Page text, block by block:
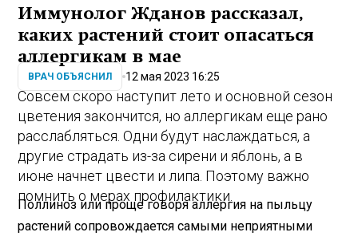
Иммунолог Жданов рассказал,
каких растений стоит опасаться
аллергикам в мае
ВРАЧ ОБЪЯСНИЛ 12 мая 2023 16:25
Совсем скоро наступит лето и основной сезон
цветения закончится, но аллергикам еще рано
расслабляться. Одни будут наслаждаться, а
другие страдать из-за сирени и яблонь, а в
июне начнет цвести и липа. Поэтому важно
помнить о мерах профилактики.
Поллиноз или проще говоря аллергия на пыльцу
растений сопровождается самыми неприятными